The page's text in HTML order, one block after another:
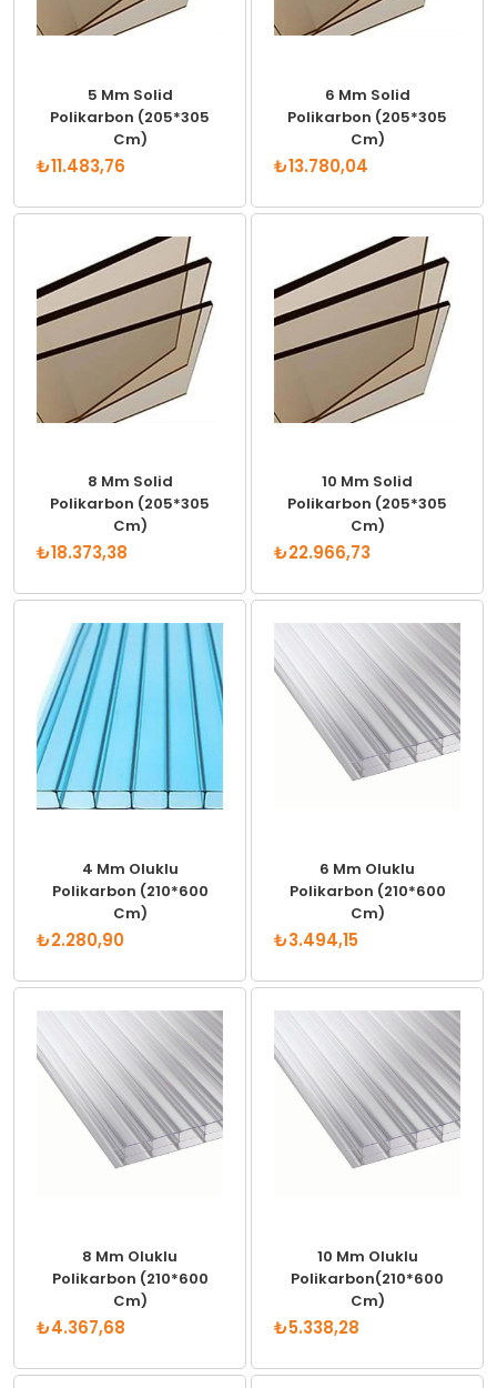
5 Mm Solid
Polikarbon (205*305
Cm)
₺11.483,76
6 Mm Solid
Polikarbon (205*305
Cm)
₺13.780,04
8 Mm Solid
Polikarbon (205*305
Cm)
₺18.373,38
10 Mm Solid
Polikarbon (205*305
Cm)
₺22.966,73
4 Mm Oluklu
Polikarbon (210*600
Cm)
₺2.280,90
6 Mm Oluklu
Polikarbon (210*600
Cm)
₺3.494,15
8 Mm Oluklu
Polikarbon (210*600
Cm)
₺4.367,68
10 Mm Oluklu
Polikarbon(210*600
Cm)
₺5.338,28